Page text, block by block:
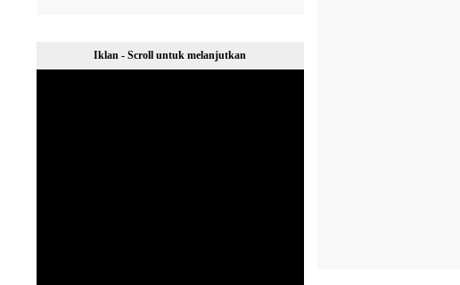
Iklan - Scroll untuk melanjutkan